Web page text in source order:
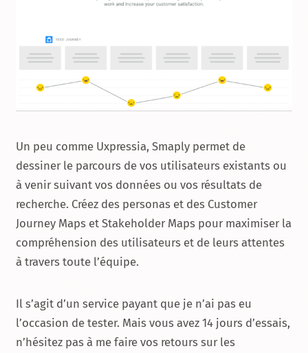
Un peu comme Uxpressia, Smaply permet de
dessiner le parcours de vos utilisateurs existants ou
à venir suivant vos données ou vos résultats de
recherche. Créez des personas et des Customer
Journey Maps et Stakeholder Maps pour maximiser la
compréhension des utilisateurs et de leurs attentes
à travers toute l’équipe.
Il s’agit d’un service payant que je n’ai pas eu
l’occasion de tester. Mais vous avez 14 jours d’essais,
n’hésitez pas à me faire vos retours sur les